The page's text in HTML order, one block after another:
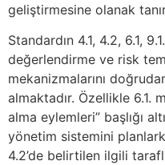
geliştirmesine olanak
Standardın 4.1, 4.2, 6.1,
değerlendirme ve risk
mekanizmalarını
almaktadır. Özellikle 6.1.
alma eylemleri” başlığı
yönetim sistemini
4.2’de belirtilen ilgili